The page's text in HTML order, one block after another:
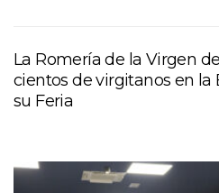
La Romería de la Virgen
cientos de virgitanos en
su Feria